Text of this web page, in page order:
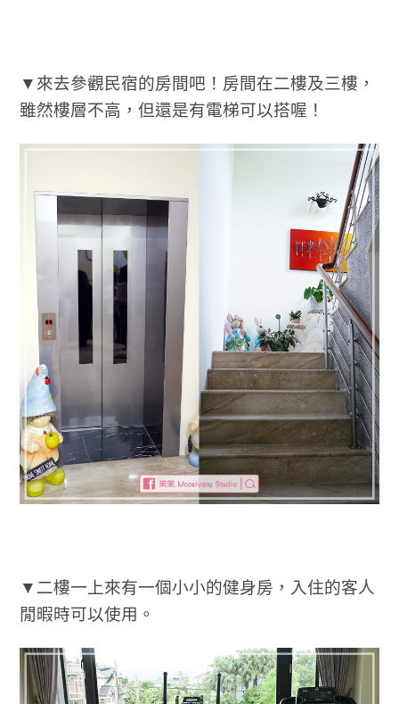
▼來去參觀民宿的房間吧！房間在二樓及三樓，
雖然樓層不高，但還是有電梯可以搭喔！
▼二樓一上來有一個小小的健身房，入住的客人
閒暇時可以使用。